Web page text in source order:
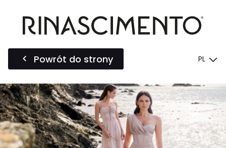
Powrót do strony PL